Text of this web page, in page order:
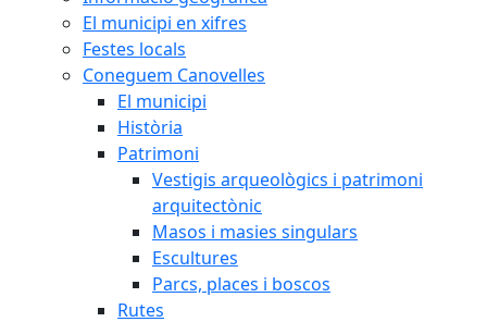
El municipi en xifres
Festes locals
Coneguem Canovelles
El municipi
Història
Patrimoni
Vestigis arqueològics i patrimoni
arquitectònic
Masos i masies singulars
Escultures
Parcs, places i boscos
Rutes